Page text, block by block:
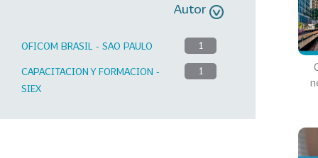
Autor
OFICOM BRASIL - SAO PAULO 1
CAPACITACION Y FORMACION -
SIEX
1